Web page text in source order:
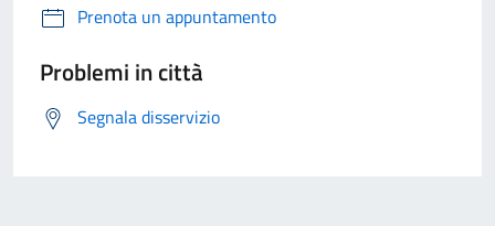
Prenota un appuntamento
Problemi in città
Segnala disservizio